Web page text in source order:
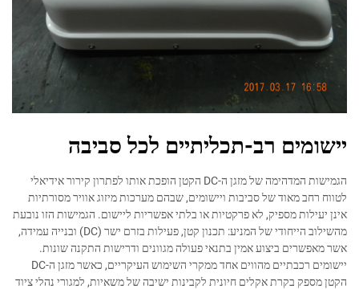
יישומים רב-תכליתיים לכל סביבה
הגמישות המדהימה של מזגן ה-DC הקטן הופכת אותו לפתרון קירור אידיאלי
לטווח רחב מאוד של סביבות ויישומים, שבהם מערכות מיזוג אוויר מסורתיות
אינן יעילות מספיק, לא פרקטיות או בלתי אפשריות ליישום. הגמישות הזו נובעת
מהשילוב הייחודי של המניע: תכנון קטן, פעילות בזרם ישר (DC) ובנייה עמידה,
אשר מאפשרים ביצוע אמין בתנאי פעולה מגוונים ודרישות התקנה שונות.
יישומים רכבתיים מהווים אחד ממקרי השימוש העיקריים, כאשר מזגן ה-DC
הקטן מספק בקרת אקלים חיונית לקבינות ישיבה של משאיות, למגורי נהלי ציוד